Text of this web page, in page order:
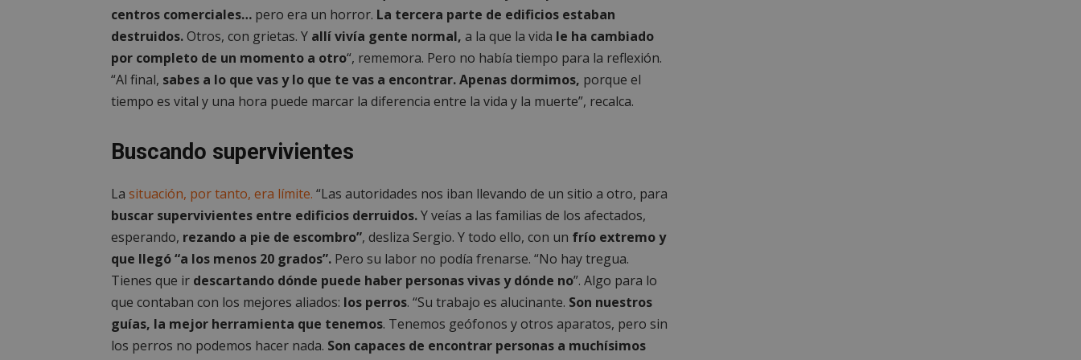
centros comerciales… pero era un horror. La tercera parte de edificios estaban
destruidos.Otros, con grietas. Y allí vivía gente normal, a la que la vida le ha cambiado
por completo de un momento a otro“, rememora. Pero no había tiempo para la reflexión.
“Al final, sabes a lo que vas y lo que te vas a encontrar.Apenas dormimos, porque el
tiempo es vital y una hora puede marcar la diferencia entre la vida y la muerte”, recalca.
Buscando supervivientes
La situación, por tanto, era límite. “Las autoridades nos iban llevando de un sitio a otro, para
buscar supervivientes entre edificios derruidos.Y veías a las familias de los afectados,
esperando, rezando a pie de escombro”, desliza Sergio. Y todo ello, con un frío extremo y
que llegó “a los menos 20 grados”. Pero su labor no podía frenarse. “No hay tregua.
Tienes que ir descartando dónde puede haber personas vivas y dónde no”. Algo para lo
que contaban con los mejores aliados: los perros. “Su trabajo es alucinante. Son nuestros
guías, la mejor herramienta que tenemos. Tenemos geófonos y otros aparatos, pero sin
los perros no podemos hacer nada. Son capaces de encontrar personas a muchísimos
PHPSESSID
PHP.net
alcorconhoy.com
Sesión
Cookie generada por aplicaciones basadas en el
lenguaje PHP. Este es un identificador de propósito
general que se utiliza para mantener las variables
de sesión del usuario. Normalmente es un número
generado al azar, la forma en que se usa puede ser
específico del sitio, pero un buen ejemplo es
mantener un estado de inicio de sesión para un
usuario entre páginas.
sp_landing
Spotify Inc.
23 horas 59
Requerido para garantizar la funcionalidad del
complemento Spotify integrado. Esto no da como
resultado ninguna funcionalidad entre sitios.
VISITOR_PRIVACY_METADATA
YouTube
5 meses 4
Esta cookie se utiliza para almacenar el
consentimiento del usuario y las opciones de
privacidad para su interacción con el sitio. Registra
relación con diversas políticas y configuraciones de
honradas en futuras sesiones.
sp_t
Spotify Inc.
.spotify.com
1 año
Requerido para garantizar la funcionalidad del
complemento Spotify integrado. Esto no da como
resultado ninguna funcionalidad entre sitios.